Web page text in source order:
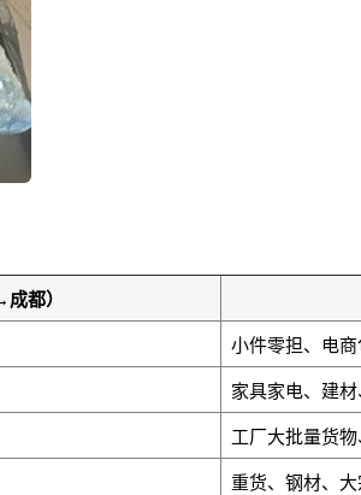
都）
小件零担、电
家具家电、建
工厂大批量货
重货、钢材、